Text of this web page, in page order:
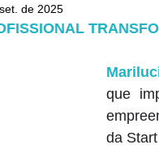
de 2025
que
da